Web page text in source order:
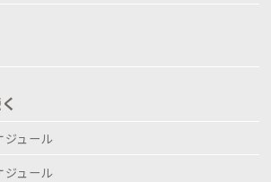
ジュール
ジュール